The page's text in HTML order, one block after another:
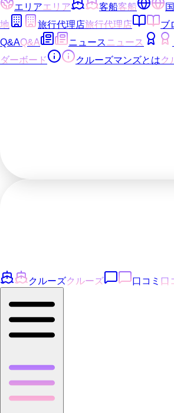
エリアエリア 客船客船 国
地
旅行代理店旅行代理店 ブ
Q&AQ&A ニュースニュース
ダーボード
クルーズマンズとはク
クルーズクルーズ 口コミ 口